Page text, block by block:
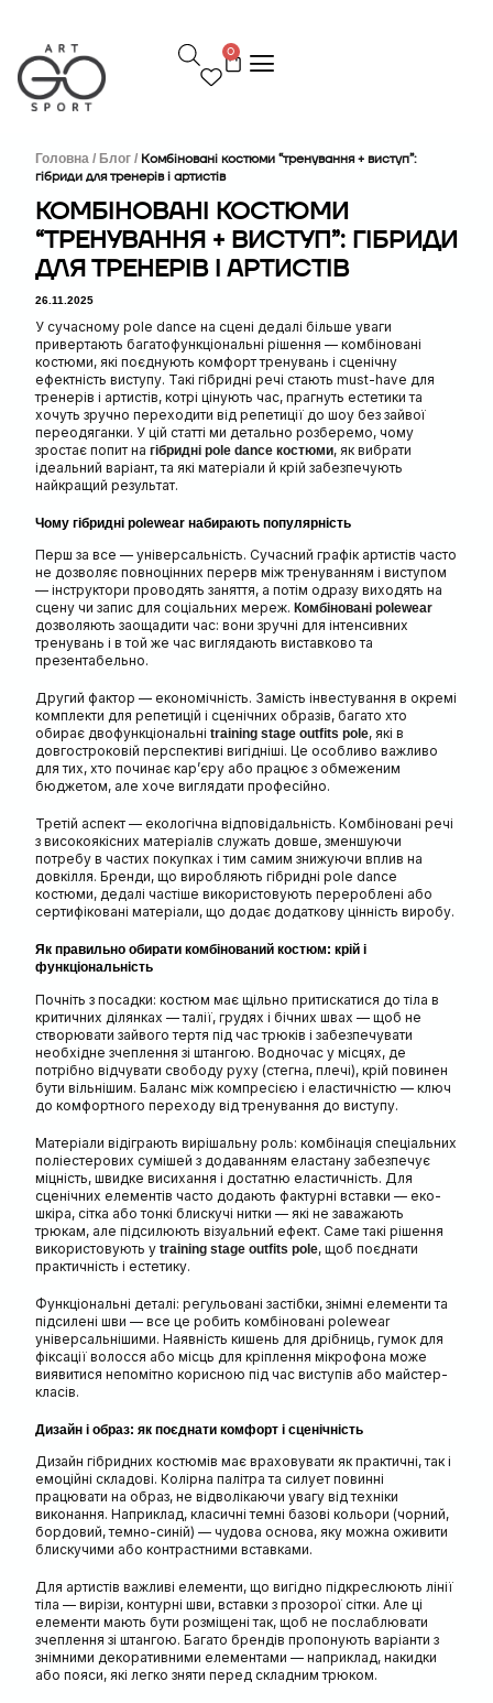
р
е
й
0
Головна / Блог / Комбіновані костюми “тренування + виступ”:
гібриди для тренерів і артистів
КОМБІНОВАНІ КОСТЮМИ
“ТРЕНУВАННЯ + ВИСТУП”: ГІБРИДИ
ДЛЯ ТРЕНЕРІВ І АРТИСТІВ
26.11.2025
У сучасному pole dance на сцені дедалі більше уваги
привертають багатофункціональні рішення — комбіновані
костюми, які поєднують комфорт тренувань і сценічну
ефектність виступу. Такі гібридні речі стають must-have для
тренерів і артистів, котрі цінують час, прагнуть естетики та
хочуть зручно переходити від репетиції до шоу без зайвої
переодяганки. У цій статті ми детально розберемо, чому
зростає попит на гібридні pole dance костюми, як вибрати
ідеальний варіант, та які матеріали й крій забезпечують
найкращий результат.
Чому гібридні polewear набирають популярність
Перш за все — універсальність. Сучасний графік артистів часто
не дозволяє повноцінних перерв між тренуванням і виступом
— інструктори проводять заняття, а потім одразу виходять на
сцену чи запис для соціальних мереж. Комбіновані polewear
дозволяють заощадити час: вони зручні для інтенсивних
тренувань і в той же час виглядають виставково та
презентабельно.
Другий фактор — економічність. Замість інвестування в окремі
комплекти для репетицій і сценічних образів, багато хто
обирає двофункціональні training stage outfits pole, які в
довгостроковій перспективі вигідніші. Це особливо важливо
для тих, хто починає кар’єру або працює з обмеженим
бюджетом, але хоче виглядати професійно.
Третій аспект — екологічна відповідальність. Комбіновані речі
з високоякісних матеріалів служать довше, зменшуючи
потребу в частих покупках і тим самим знижуючи вплив на
довкілля. Бренди, що виробляють гібридні pole dance
костюми, дедалі частіше використовують перероблені або
сертифіковані матеріали, що додає додаткову цінність виробу.
Як правильно обирати комбінований костюм: крій і
функціональність
Почніть з посадки: костюм має щільно притискатися до тіла в
критичних ділянках — талії, грудях і бічних швах — щоб не
створювати зайвого тертя під час трюків і забезпечувати
необхідне зчеплення зі штангою. Водночас у місцях, де
потрібно відчувати свободу руху (стегна, плечі), крій повинен
бути вільнішим. Баланс між компресією і еластичністю — ключ
до комфортного переходу від тренування до виступу.
Матеріали відіграють вирішальну роль: комбінація спеціальних
поліестерових сумішей з додаванням еластану забезпечує
міцність, швидке висихання і достатню еластичність. Для
сценічних елементів часто додають фактурні вставки — еко-
шкіра, сітка або тонкі блискучі нитки — які не заважають
трюкам, але підсилюють візуальний ефект. Саме такі рішення
використовують у training stage outfits pole, щоб поєднати
практичність і естетику.
Функціональні деталі: регульовані застібки, знімні елементи та
підсилені шви — все це робить комбіновані polewear
універсальнішими. Наявність кишень для дрібниць, гумок для
фіксації волосся або місць для кріплення мікрофона може
виявитися непомітно корисною під час виступів або майстер-
класів.
Дизайн і образ: як поєднати комфорт і сценічність
Дизайн гібридних костюмів має враховувати як практичні, так і
емоційні складові. Колірна палітра та силует повинні
працювати на образ, не відволікаючи увагу від техніки
виконання. Наприклад, класичні темні базові кольори (чорний,
бордовий, темно-синій) — чудова основа, яку можна оживити
блискучими або контрастними вставками.
Для артистів важливі елементи, що вигідно підкреслюють лінії
тіла — вирізи, контурні шви, вставки з прозорої сітки. Але ці
елементи мають бути розміщені так, щоб не послаблювати
зчеплення зі штангою. Багато брендів пропонують варіанти з
знімними декоративними елементами — наприклад, накидки
або пояси, які легко зняти перед складним трюком.